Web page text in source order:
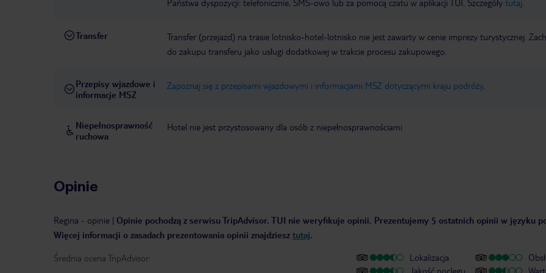
Państwa dyspozycji: telefonicznie, SMS-owo lub za pomocą czatu w aplikacji TUI. Szczegóły tutaj
Transfer
Transfer (przejazd) na trasie lotnisko-hotel-lotnisko nie jest zawarty w cenie imprezy turystycznej.
do zakupu transferu jako usługi dodatkowej w trakcie procesu zakupowego.
Przepisy wjazdowe i
informacje MSZ
Zapoznaj się z przepisami wjazdowymi i informacjami MSZ dotyczącymi kraju podróży.
Niepełnosprawność
ruchowa
Hotel nie jest przystosowany dla osób z niepełnosprawnościami
Opinie
Regina - opinie | Opinie pochodzą z serwisu TripAdvisor. TUI nie weryfikuje opinii. Prezentujemy 5 ostatnich opinii w języku
Więcej informacji o zasadach prezentowania opinii znajdziesz tutaj.
Średnia ocena TripAdvisor:
Lokalizacja
Jakość noclegu